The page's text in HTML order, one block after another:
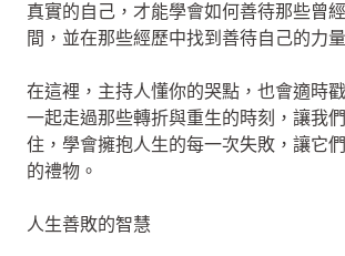
真實的自己，才能學會如何善待那些曾
間，並在那些經歷中找到善待自己的力量
在這裡，主持人懂你的哭點，也會適時
一起走過那些轉折與重生的時刻，讓我
住，學會擁抱人生的每一次失敗，讓它
的禮物。
人生善敗的智慧